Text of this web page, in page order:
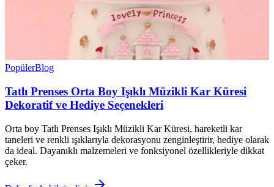
PopülerBlog
Tatlı Prenses Orta Boy Işıklı Müzikli Kar Küresi
Dekoratif ve Hediye Seçenekleri
Orta boy Tatlı Prenses Işıklı Müzikli Kar Küresi, hareketli kar
taneleri ve renkli ışıklarıyla dekorasyonu zenginleştirir, hediye olarak
da ideal. Dayanıklı malzemeleri ve fonksiyonel özellikleriyle dikkat
çeker.